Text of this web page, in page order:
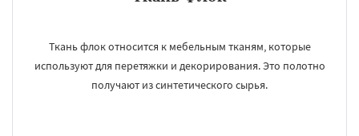
Ткань флок относится к мебельным тканям, которые
используют для перетяжки и декорирования. Это полотно
получают из синтетического сырья.